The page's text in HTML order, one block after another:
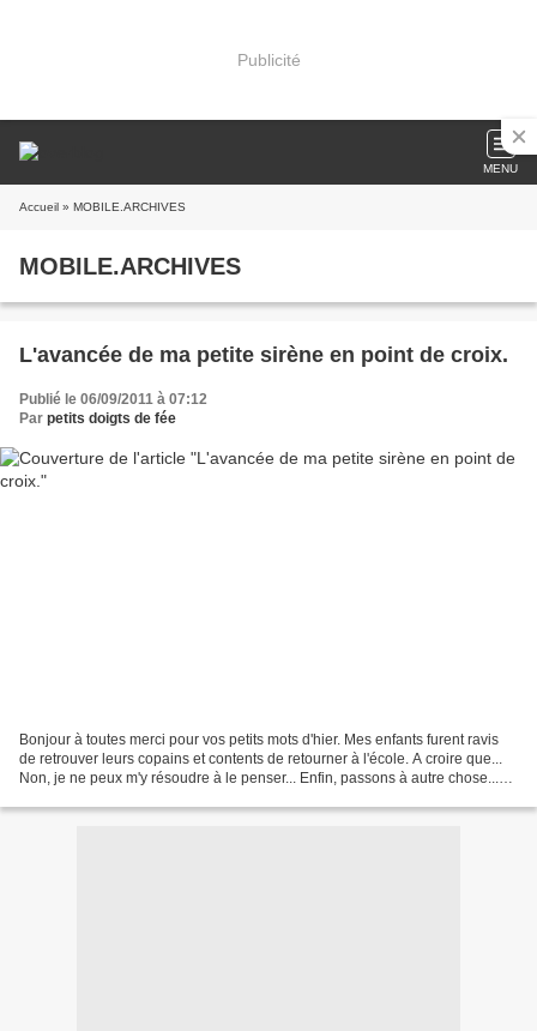
Publicité
MENU
Accueil » MOBILE.ARCHIVES
MOBILE.ARCHIVES
L'avancée de ma petite sirène en point de croix.
Publié le 06/09/2011 à 07:12
Par petits doigts de fée
Bonjour à toutes merci pour vos petits mots d'hier. Mes enfants furent ravis
de retrouver leurs copains et contents de retourner à l'école. A croire que...
Non, je ne peux m'y résoudre à le penser... Enfin, passons à autre chose...